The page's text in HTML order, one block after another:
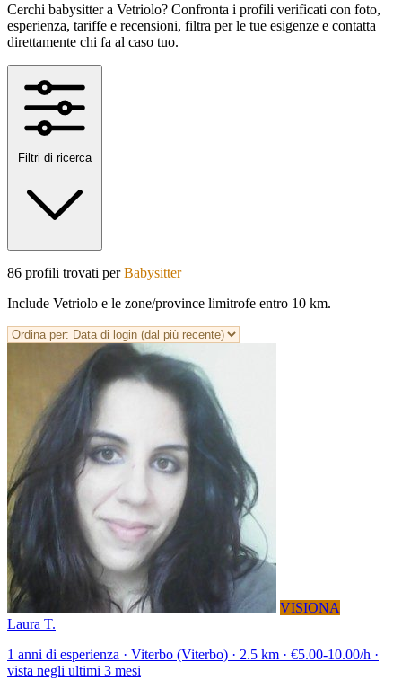
Cerchi babysitter a Vetriolo? Confronta i profili verificati con foto,
esperienza, tariffe e recensioni, filtra per le tue esigenze e contatta
direttamente chi fa al caso tuo.
Filtri di ricerca
86 profili trovati perBabysitter
Include Vetriolo e le zone/province limitrofe entro 10 km.
VISIONA
Laura T.
1 anni di esperienza · Viterbo (Viterbo) · 2.5 km · €5.00-10.00/h ·
vista negli ultimi 3 mesi